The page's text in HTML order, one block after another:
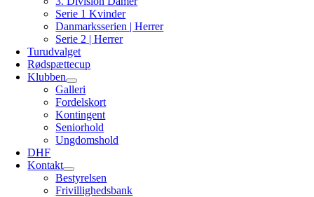
Serie 1 Kvinder
Danmarksserien | Herrer
Serie 2 | Herrer
Turudvalget
Rødspættecup
Klubben
Galleri
Fordelskort
Kontingent
Seniorhold
Ungdomshold
DHF
Kontakt
Bestyrelsen
Frivillighedsbank